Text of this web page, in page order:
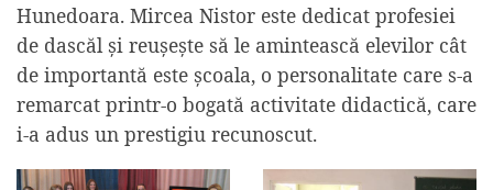
Hunedoara. Mircea Nistor este dedicat profesiei
de dascăl și reușește să le amintească elevilor cât
de importantă este școala, o personalitate care s-a
remarcat printr-o bogată activitate didactică, care
i-a adus un prestigiu recunoscut.